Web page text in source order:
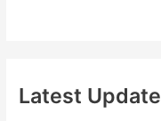
Latest Update